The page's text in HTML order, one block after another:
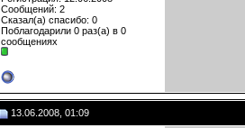
Сообщений: 2
Сказал(а) спасибо: 0
Поблагодарили 0 раз(а) в 0
сообщениях
13.06.2008, 01:09